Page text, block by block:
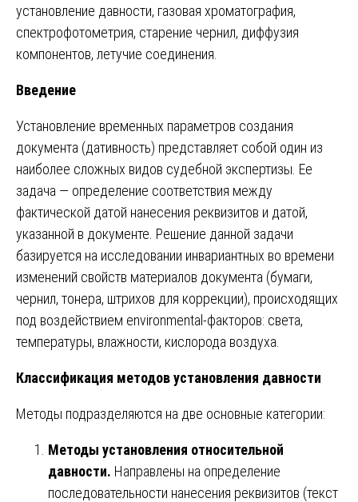
установление давности, газовая хроматография,
спектрофотометрия, старение чернил, диффузия
компонентов, летучие соединения.
Введение
Установление временных параметров создания
документа (дативность) представляет собой один из
наиболее сложных видов судебной экспертизы. Ее
задача — определение соответствия между
фактической датой нанесения реквизитов и датой,
указанной в документе. Решение данной задачи
базируется на исследовании инвариантных во времени
изменений свойств материалов документа (бумаги,
чернил, тонера, штрихов для коррекции), происходящих
под воздействием environmental-факторов: света,
температуры, влажности, кислорода воздуха.
Классификация методов установления давности
Методы подразделяются на две основные категории:
Методы установления относительной
давности. Направлены на определение
последовательности нанесения реквизитов (текст